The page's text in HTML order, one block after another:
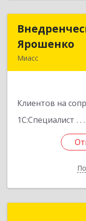
Ярошенко
Миасс
Клиентов на
1С:Специалист